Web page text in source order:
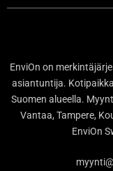
EnviOn on
asiantuntija.
Suomen alueella.
Vantaa, Tampere,
EnviOn